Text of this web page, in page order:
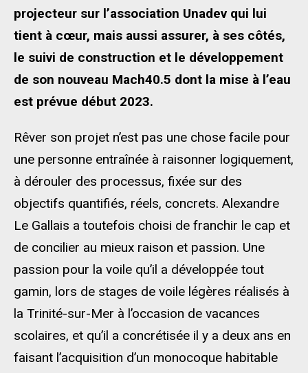
projecteur sur l’association Unadev qui lui
tient à cœur, mais aussi assurer, à ses côtés,
le suivi de construction et le développement
de son nouveau Mach40.5 dont la mise à l’eau
est prévue début 2023.
Rêver son projet n’est pas une chose facile pour
une personne entraînée à raisonner logiquement,
à dérouler des processus, fixée sur des
objectifs quantifiés, réels, concrets. Alexandre
Le Gallais a toutefois choisi de franchir le cap et
de concilier au mieux raison et passion. Une
passion pour la voile qu’il a développée tout
gamin, lors de stages de voile légères réalisés à
la Trinité-sur-Mer à l’occasion de vacances
scolaires, et qu’il a concrétisée il y a deux ans en
faisant l’acquisition d’un monocoque habitable